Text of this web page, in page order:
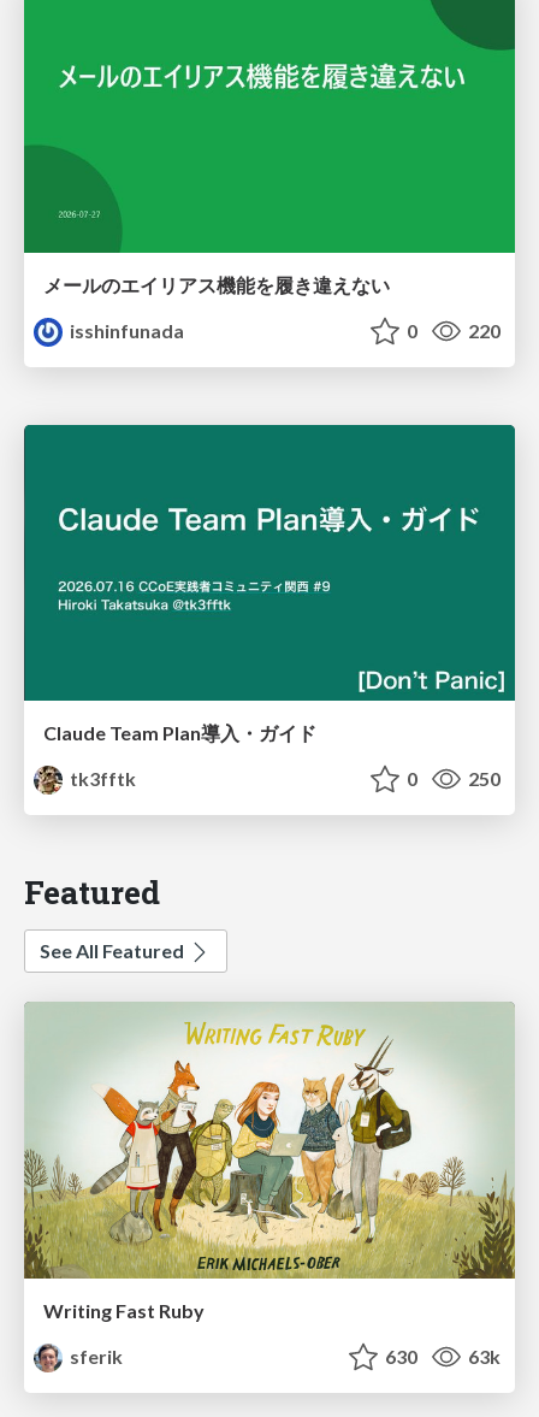
メールのエイリアス機能を履き違えない
isshinfunada
0 220
Claude Team Plan導入・ガイド
tk3fftk
0 250
Featured
See All Featured
Writing Fast Ruby
sferik
630 63k